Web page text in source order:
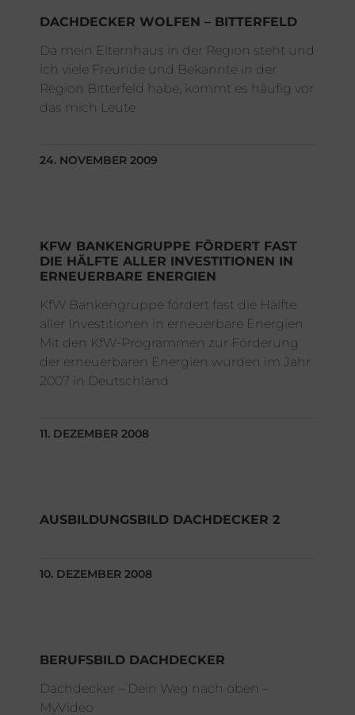
DACHDECKER WOLFEN – BITTERFELD
Da mein Elternhaus in der Region steht und
ich viele Freunde und Bekannte in der
Region Bitterfeld habe, kommt es häufig vor
das mich Leute
24. NOVEMBER 2009
KFW BANKENGRUPPE FÖRDERT FAST
DIE HÄLFTE ALLER INVESTITIONEN IN
ERNEUERBARE ENERGIEN
KfW Bankengruppe fördert fast die Hälfte
aller Investitionen in erneuerbare Energien
Mit den KfW-Programmen zur Förderung
der erneuerbaren Energien wurden im Jahr
2007 in Deutschland
11. DEZEMBER 2008
AUSBILDUNGSBILD DACHDECKER 2
10. DEZEMBER 2008
BERUFSBILD DACHDECKER
Dachdecker – Dein Weg nach oben –
MyVideo